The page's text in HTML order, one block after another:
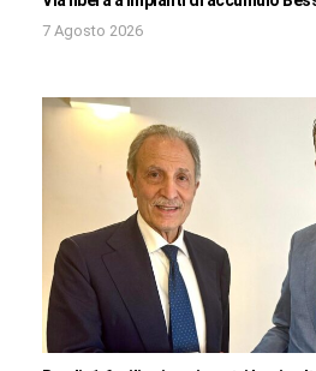
7 Agosto 2026